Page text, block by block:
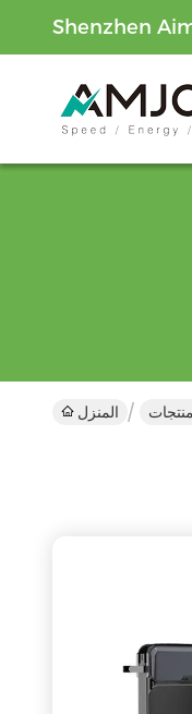
Shenzhen
المنزل